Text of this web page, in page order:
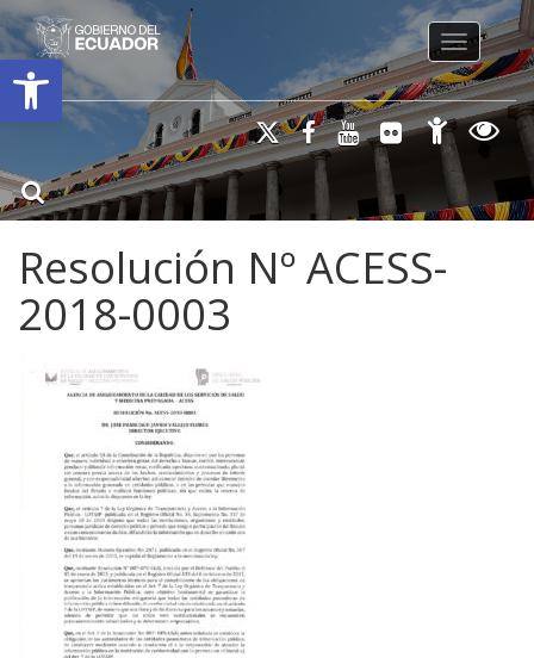
Open toolbar
Toggle
Resolución Nº ACESS-
2018-0003